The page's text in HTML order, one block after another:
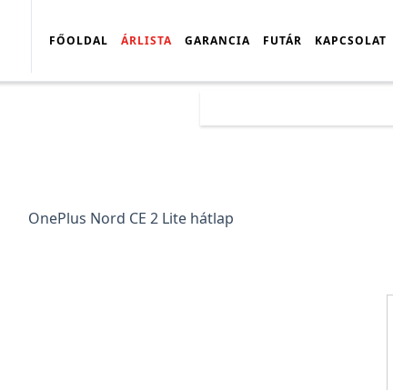
FŐOLDAL ÁRLISTA GARANCIA FUTÁR KAPCSOLAT